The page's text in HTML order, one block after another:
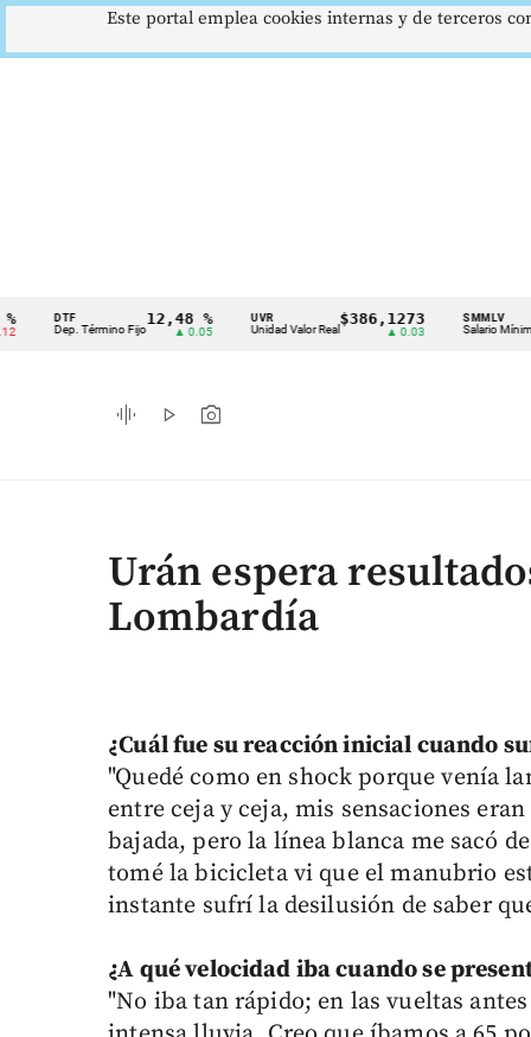
Cintillo
indicadores
económicos
DTF
Dep. Término Fijo
12,48 %
▲ 0.05
UVR
Unidad Valor Real
$386,1273 SMMLV
Salario Mínimo
graphic_eq play_arrow photo_camera
Urán espera
Lombardía
¿Cuál fue su reacción inicial cuando
"Quedé como en shock porque venía
entre ceja y ceja, mis sensaciones
bajada, pero la línea blanca me sacó
tomé la bicicleta vi que el manubrio
instante sufrí la desilusión de saber
¿A qué velocidad iba cuando se
"No iba tan rápido; en las vueltas
Este portal emplea cookies internas y de terceros